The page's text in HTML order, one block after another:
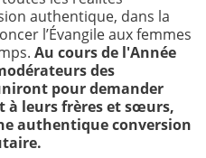
authentique, dans la
l’Évangile aux femmes
Au cours de l'Année
des
pour demander
à leurs frères et sœurs,
authentique conversion